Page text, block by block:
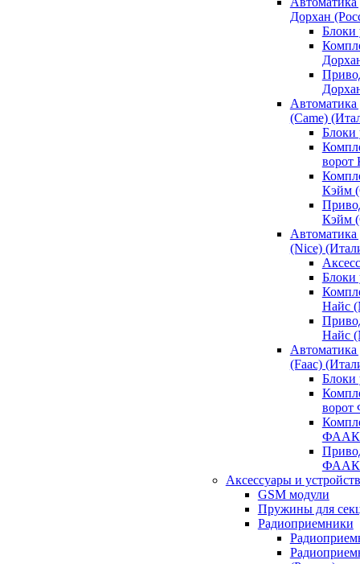
Дорхан
Блоки
(Came)
Блоки
ворот
Кэйм
Кэйм
(Nice)
Блоки
Найс
Найс
(Faac)
ФААК
ФААК
Аксессуары и
GSM модули
Пружины для
Радиоприемники